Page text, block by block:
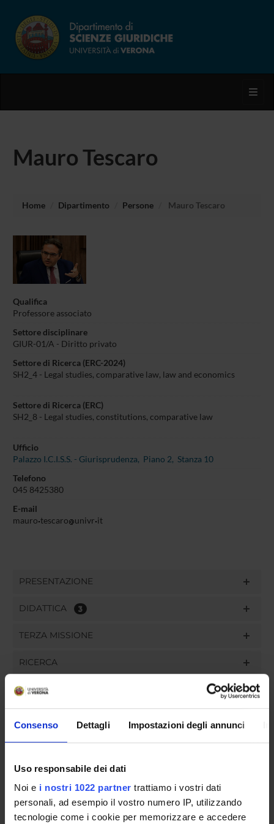
Consenso Dettagli Impostazioni degli annunci
Uso responsabile dei dati
Noi e i nostri 1022 partner trattiamo i vostri dati
personali, ad esempio il vostro numero IP, utilizzando
tecnologie come i cookie per memorizzare e accedere
Mauro Tescaro
Home Dipartimento Persone Mauro Tescaro
Qualifica
Professore associato
Settore disciplinare
GIUR-01/A - Diritto privato
Settore di Ricerca (ERC-2024)
SH2_4 - Legal studies, comparative law, law and economics
Settore di Ricerca (ERC)
SH2_8 - Legal studies, constitutions, comparative law
Ufficio
Palazzo I.C.I.S.S. - Giurisprudenza, Piano 2, Stanza 10
Telefono
045 8425380
E-mail
mauro tescaro univr it
PRESENTAZIONE
DIDATTICA 3
TERZA MISSIONE
RICERCA
PROGETTI
INCARICHI
ORGANIZZAZIONE